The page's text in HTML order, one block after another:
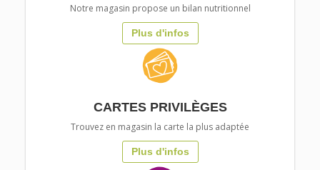
Notre magasin propose un bilan nutritionnel
Plus d'infos
CARTES PRIVILÈGES
Trouvez en magasin la carte la plus adaptée
Plus d'infos